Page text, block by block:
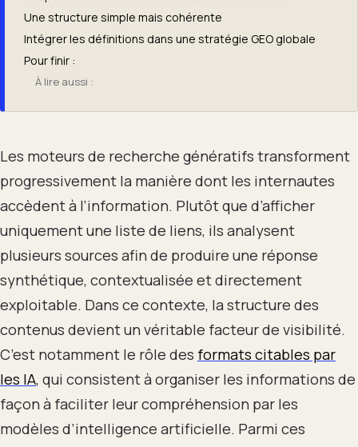
Une structure simple mais cohérente
Intégrer les définitions dans une stratégie GEO globale
Pour finir :
À lire aussi :
Les moteurs de recherche génératifs transforment
progressivement la manière dont les internautes
accèdent à l’information. Plutôt que d’afficher
uniquement une liste de liens, ils analysent
plusieurs sources afin de produire une réponse
synthétique, contextualisée et directement
exploitable. Dans ce contexte, la structure des
contenus devient un véritable facteur de visibilité.
C’est notamment le rôle des formats citables par
les IA, qui consistent à organiser les informations de
façon à faciliter leur compréhension par les
modèles d’intelligence artificielle. Parmi ces